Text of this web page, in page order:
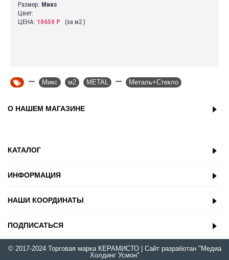
Размер: Микс
Цвет:
ЦЕНА: 10650 Р (за м2 )
Микс м2 METAL Металь+Стекло
О НАШЕМ МАГАЗИНЕ
КАТАЛОГ
ИНФОРМАЦИЯ
НАШИ КООРДИНАТЫ
ПОДПИСАТЬСЯ
© 2017-2024 Торговая марка КЕРАМИСТО| Сайт разработан "Медиа
Холдинг Усмон"